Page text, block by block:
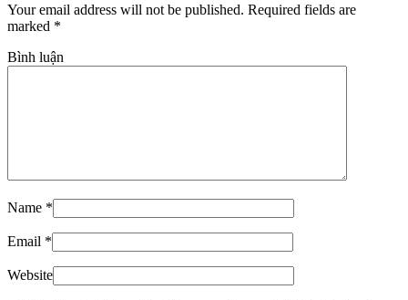
Your email address will not be published. Required fields are
marked *
Bình luận
Name *
Email *
Website